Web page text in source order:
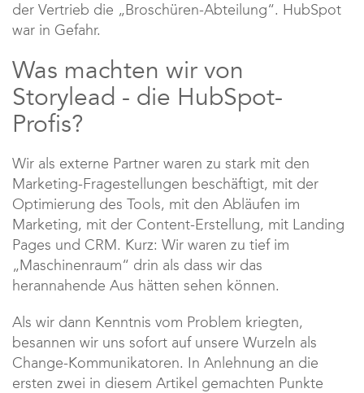
der Vertrieb die „Broschüren-Abteilung“. HubSpot
war in Gefahr.
Was machten wir von
Storylead - die HubSpot-
Profis?
Wir als externe Partner waren zu stark mit den
Marketing-Fragestellungen beschäftigt, mit der
Optimierung des Tools, mit den Abläufen im
Marketing, mit der Content-Erstellung, mit Landing
Pages und CRM. Kurz: Wir waren zu tief im
„Maschinenraum“ drin als dass wir das
herannahende Aus hätten sehen können.
Als wir dann Kenntnis vom Problem kriegten,
besannen wir uns sofort auf unsere Wurzeln als
Change-Kommunikatoren. In Anlehnung an die
ersten zwei in diesem Artikel gemachten Punkte